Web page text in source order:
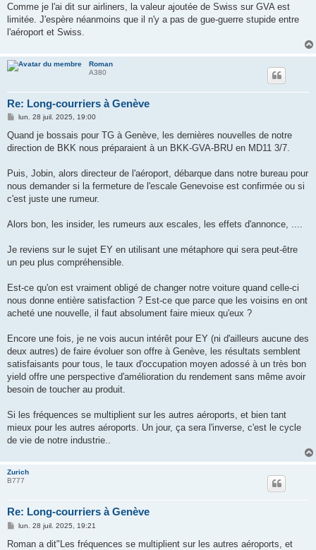
Comme je l'ai dit sur airliners, la valeur ajoutée de Swiss sur GVA est
limitée. J'espère néanmoins que il n'y a pas de gue-guerre stupide entre
l'aéroport et Swiss.
Roman
A380
Re: Long-courriers à Genève
M
s
a
lun. 28 juil. 2025, 19:00
Quand je bossais pour TG à Genève, les dernières nouvelles de notre
direction de BKK nous préparaient à un BKK-GVA-BRU en MD11 3/7.
Puis, Jobin, alors directeur de l'aéroport, débarque dans notre bureau pour
nous demander si la fermeture de l'escale Genevoise est confirmée ou si
c'est juste une rumeur.
Alors bon, les insider, les rumeurs aux escales, les effets d'annonce, ....
Je reviens sur le sujet EY en utilisant une métaphore qui sera peut-être
un peu plus compréhensible.
Est-ce qu'on est vraiment obligé de changer notre voiture quand celle-ci
nous donne entière satisfaction ? Est-ce que parce que les voisins en ont
acheté une nouvelle, il faut absolument faire mieux qu'eux ?
Encore une fois, je ne vois aucun intérêt pour EY (ni d'ailleurs aucune des
deux autres) de faire évoluer son offre à Genève, les résultats semblent
satisfaisants pour tous, le taux d'occupation moyen adossé à un très bon
yield offre une perspective d'amélioration du rendement sans même avoir
besoin de toucher au produit.
Si les fréquences se multiplient sur les autres aéroports, et bien tant
mieux pour les autres aéroports. Un jour, ça sera l'inverse, c'est le cycle
de vie de notre industrie..
Zurich
B777
Re: Long-courriers à Genève
M
s
lun. 28 juil. 2025, 19:21
Roman a dit"Les fréquences se multiplient sur les autres aéroports, et